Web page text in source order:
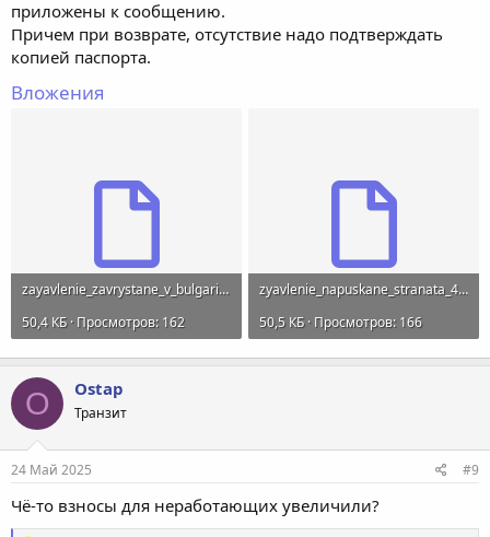
приложены к сообщению.
Причем при возврате, отсутствие надо подтверждать
копией паспорта.
Вложения
zayavlenie_zavrystane_v_bulgaria.odt
50,4 КБ · Просмотров: 162
zyavlenie_napuskane_stranata_40a_1_ZZO.odt
50,5 КБ · Просмотров: 166
O Ostap
Транзит
24 Май 2025 #9
Чё-то взносы для неработающих увеличили?